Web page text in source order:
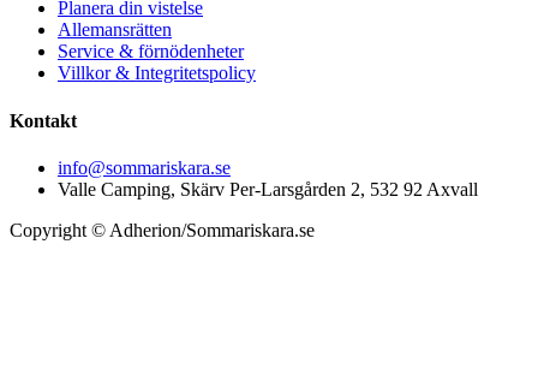
Planera din vistelse
Allemansrätten
Service & förnödenheter
Villkor & Integritetspolicy
Kontakt
info@sommariskara.se
Valle Camping, Skärv Per-Larsgården 2, 532 92 Axvall
Copyright © Adherion/Sommariskara.se